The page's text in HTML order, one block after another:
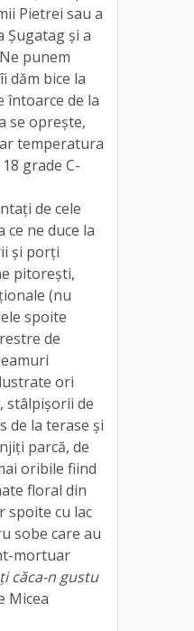
Pietrei sau a
Șugatag și a
punem
dăm bice la
întoarce de la
se oprește,
temperatura
grade C-
de cele
ce ne duce la
și porți
pitorești,
(nu
spoite
de
ori
stâlpișorii de
de la terase și
parcă, de
oribile fiind
floral din
spoite cu lac
sobe care au
mortuar
căca-n gustu
Micea